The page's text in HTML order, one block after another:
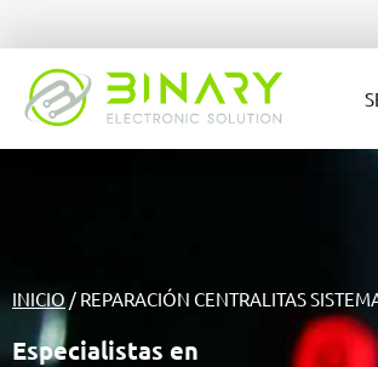
INICIO / REPARACIÓN CENTRALITAS
Especialistas en